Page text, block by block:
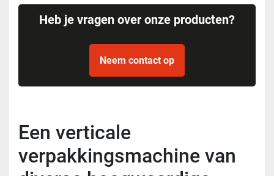
Heb je vragen over onze producten?
Neem contact op
Een verticale
verpakkingsmachine van